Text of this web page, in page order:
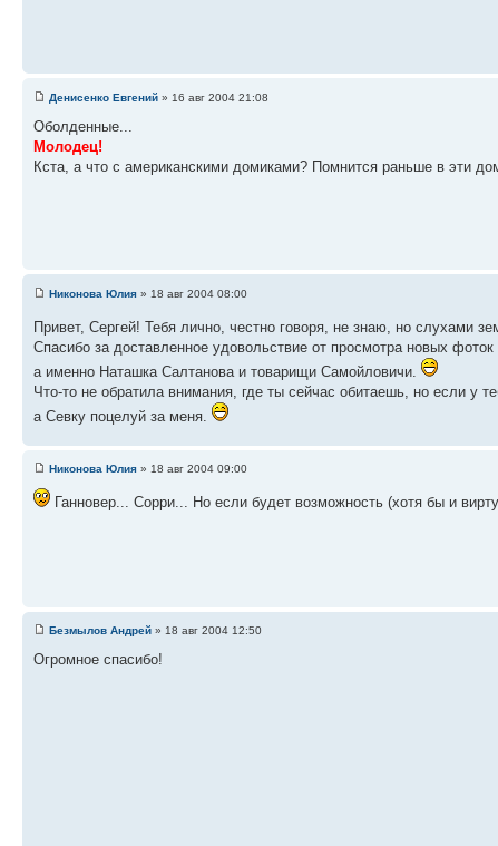
Денисенко Евгений » 16 авг 2004 21:08
Оболденные...
Молодец!
Кста, а что с американскими домиками? Помнится раньше в эти
Никонова Юлия » 18 авг 2004 08:00
Привет, Сергей! Тебя лично, честно говоря, не знаю, но слухами
Спасибо за доставленное удовольствие от просмотра новых
а именно Наташка Салтанова и товарищи Самойловичи.
Что-то не обратила внимания, где ты сейчас обитаешь, но если у
а Севку поцелуй за меня.
Никонова Юлия » 18 авг 2004 09:00
Ганновер... Сорри... Но если будет возможность (хотя бы и
Безмылов Андрей » 18 авг 2004 12:50
Огромное спасибо!